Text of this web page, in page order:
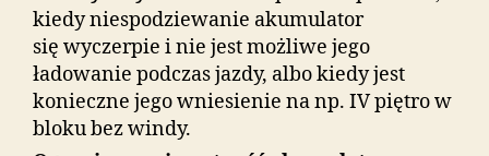
kiedy niespodziewanie akumulator
się wyczerpie i nie jest możliwe jego
ładowanie podczas jazdy, albo kiedy jest
konieczne jego wniesienie na np. IV piętro w
bloku bez windy.